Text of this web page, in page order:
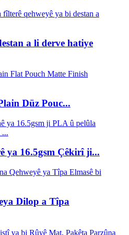
a li derve hatiye
Düz Pouc...
ya 16.5gsm Çêkirî ji...
Dilop a Tîpa